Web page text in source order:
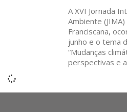
A XVI Jornada
Ambiente
Franciscana,
junho e o tema
“Mudanças
perspectivas e a